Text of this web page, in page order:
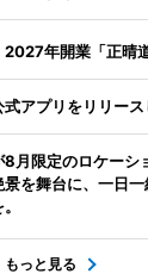
年開業「正晴
式アプリをリリース
8月限定のロケーシ
を舞台に、一日
もっと見る